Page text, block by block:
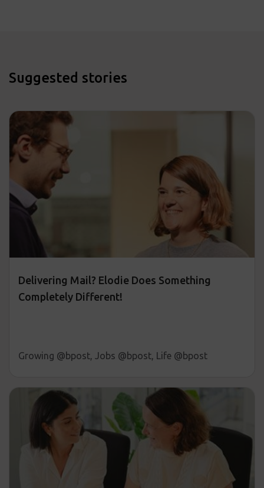
Suggested stories
Delivering Mail? Elodie Does Something
Completely Different!
Growing @bpost, Jobs @bpost, Life @bpost